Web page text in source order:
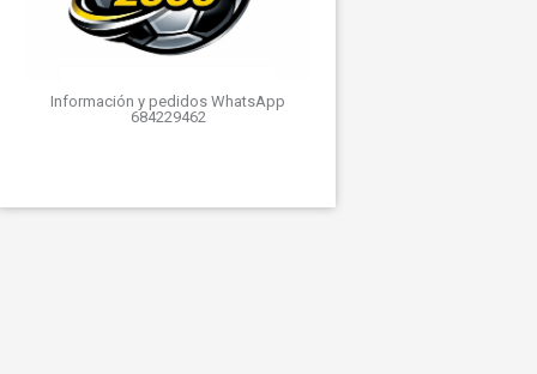
Información y pedidos WhatsApp
684229462